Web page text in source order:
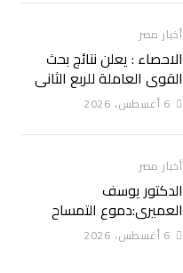
أخبار مصر
الاحصاء : يعلن نتائج بحث
القوى العاملة للربع الثانى
(أبريل- يونيه) لعام 2026
6 أغسطس، 2026
أخبار مصر
الدكتور يوسف
العميري:دموع التمساح
ومؤامرة التهجير.. غزة ليست
6 أغسطس، 2026